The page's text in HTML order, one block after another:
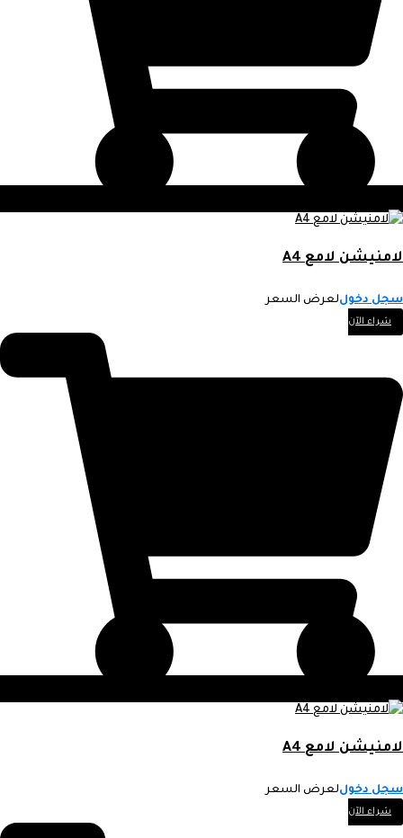
لامنيشن لامع A4
سجل دخوللعرض السعر
شراء الآن
لامنيشن لامع A4
سجل دخوللعرض السعر
شراء الآن